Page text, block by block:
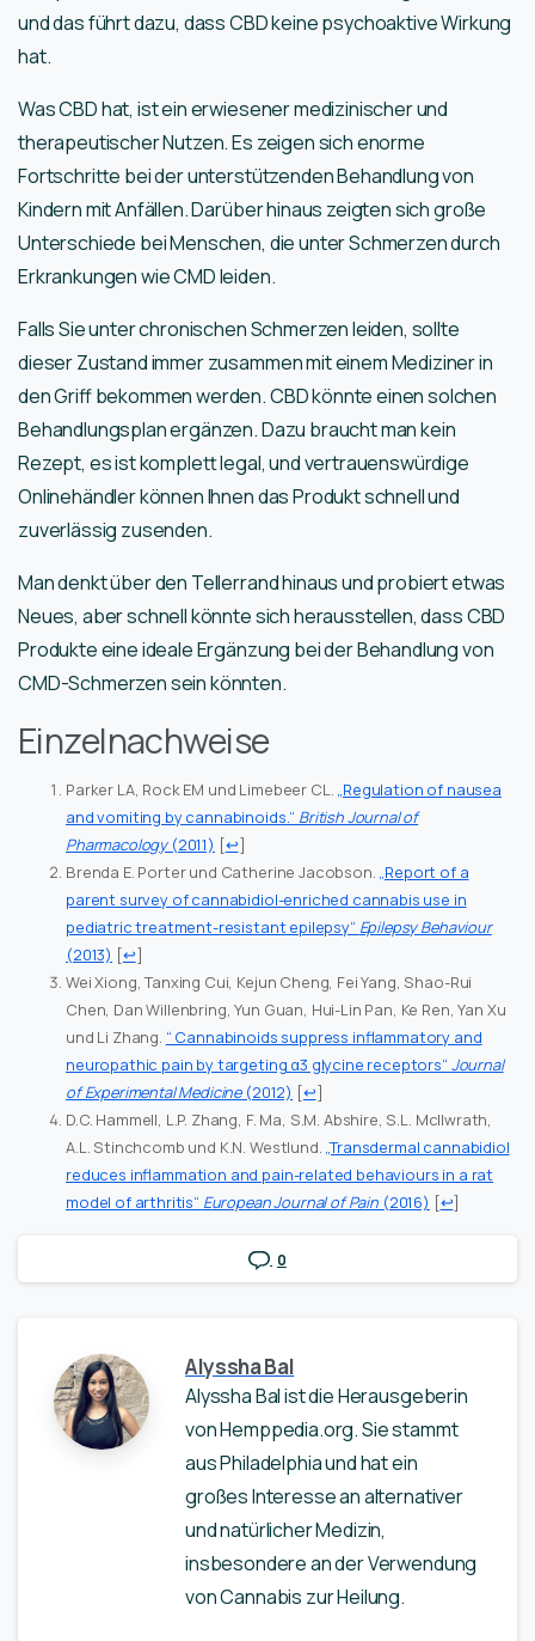
und das führt dazu, dass CBD keine psychoaktive Wirkung
hat.
Was CBD hat, ist ein erwiesener medizinischer und
therapeutischer Nutzen. Es zeigen sich enorme
Fortschritte bei der unterstützenden Behandlung von
Kindern mit Anfällen. Darüber hinaus zeigten sich große
Unterschiede bei Menschen, die unter Schmerzen durch
Erkrankungen wie CMD leiden.
Falls Sie unter chronischen Schmerzen leiden, sollte
dieser Zustand immer zusammen mit einem Mediziner in
den Griff bekommen werden. CBD könnte einen solchen
Behandlungsplan ergänzen. Dazu braucht man kein
Rezept, es ist komplett legal, und vertrauenswürdige
Onlinehändler können Ihnen das Produkt schnell und
zuverlässig zusenden.
Man denkt über den Tellerrand hinaus und probiert etwas
Neues, aber schnell könnte sich herausstellen, dass CBD
Produkte eine ideale Ergänzung bei der Behandlung von
CMD-Schmerzen sein könnten.
Einzelnachweise
Parker LA, Rock EM und Limebeer CL. „Regulation of nausea
and vomiting by cannabinoids.“ British Journal of
Pharmacology(2011) [↩]
Brenda E. Porter und Catherine Jacobson. „Report of a
parent survey of cannabidiol-enriched cannabis use in
pediatric treatment-resistant epilepsy“ Epilepsy Behaviour
(2013) [↩]
Wei Xiong, Tanxing Cui, Kejun Cheng, Fei Yang, Shao-Rui
Chen, Dan Willenbring, Yun Guan, Hui-Lin Pan, Ke Ren, Yan Xu
und Li Zhang. “ Cannabinoids suppress inflammatory and
neuropathic pain by targeting α3 glycine receptors“ Journal
of Experimental Medicine(2012) [↩]
D.C. Hammell, L.P. Zhang, F. Ma, S.M. Abshire, S.L. McIlwrath,
A.L. Stinchcomb und K.N. Westlund. „Transdermal cannabidiol
reduces inflammation and pain-related behaviours in a rat
model of arthritis“ European Journal of Pain(2016) [↩]
0
Alyssha Bal
Alyssha Bal ist die Herausgeberin
von Hemppedia.org. Sie stammt
aus Philadelphia und hat ein
großes Interesse an alternativer
und natürlicher Medizin,
insbesondere an der Verwendung
von Cannabis zur Heilung.